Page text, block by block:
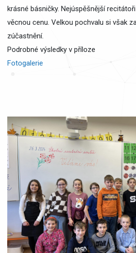
krásné básničky. Nejúspěšnější
věcnou cenu. Velkou pochvalu si však
zúčastnění.
Podrobné výsledky v příloze
Fotogalerie